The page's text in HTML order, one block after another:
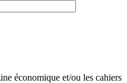
économique et/ou les cahiers